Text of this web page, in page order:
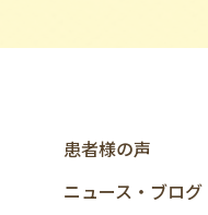
患者様の声
ニュース‧ブログ